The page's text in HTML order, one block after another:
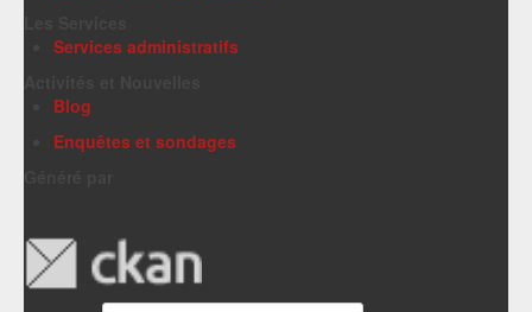
Services administratifs
Blog
Enquêtes et sondages